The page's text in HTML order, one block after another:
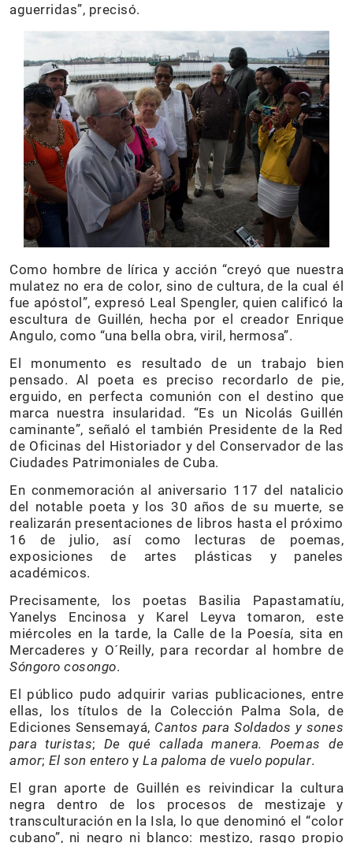
aguerridas”, precisó.
Como hombre de lírica y acción “creyó que nuestra
mulatez no era de color, sino de cultura, de la cual él
fue apóstol”, expresó Leal Spengler, quien calificó la
escultura de Guillén, hecha por el creador Enrique
Angulo, como “una bella obra, viril, hermosa”.
El monumento es resultado de un trabajo bien
pensado. Al poeta es preciso recordarlo de pie,
erguido, en perfecta comunión con el destino que
marca nuestra insularidad. “Es un Nicolás Guillén
caminante”, señaló el también Presidente de la Red
de Oficinas del Historiador y del Conservador de las
Ciudades Patrimoniales de Cuba.
En conmemoración al aniversario 117 del natalicio
del notable poeta y los 30 años de su muerte, se
realizarán presentaciones de libros hasta el próximo
16 de julio, así como lecturas de poemas,
exposiciones de artes plásticas y paneles
académicos.
Precisamente, los poetas Basilia Papastamatíu,
Yanelys Encinosa y Karel Leyva tomaron, este
miércoles en la tarde, la Calle de la Poesía, sita en
Mercaderes y O´Reilly, para recordar al hombre de
Sóngoro cosongo.
El público pudo adquirir varias publicaciones, entre
ellas, los títulos de la Colección Palma Sola, de
Ediciones Sensemayá, Cantos para Soldados y sones
para turistas; De qué callada manera. Poemas de
amor; El son entero y La paloma de vuelo popular.
El gran aporte de Guillén es reivindicar la cultura
negra dentro de los procesos de mestizaje y
transculturación en la Isla, lo que denominó el “color
cubano”, ni negro ni blanco: mestizo, rasgo propio